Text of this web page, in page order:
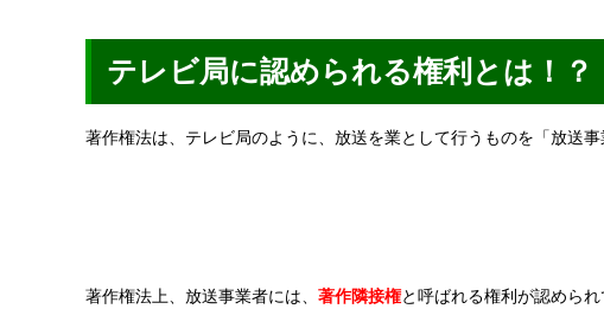
テレビ局に認められる権利とは！？
著作権法は、テレビ局のように、放送を業として行うものを「放送
著作権法上、放送事業者には、 著作隣接権と呼ばれる権利が認められ